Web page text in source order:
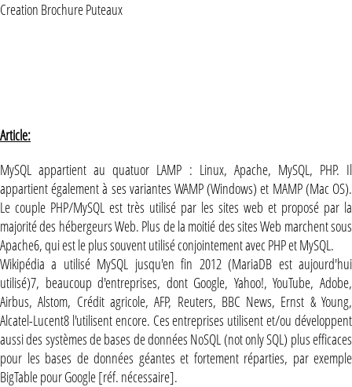
Creation Brochure Puteaux
Article:
MySQL appartient au quatuor LAMP : Linux, Apache, MySQL, PHP. Il
appartient également à ses variantes WAMP (Windows) et MAMP (Mac OS).
Le couple PHP/MySQL est très utilisé par les sites web et proposé par la
majorité des hébergeurs Web. Plus de la moitié des sites Web marchent sous
Apache6, qui est le plus souvent utilisé conjointement avec PHP et MySQL.
Wikipédia a utilisé MySQL jusqu'en fin 2012 (MariaDB est aujourd'hui
utilisé)7, beaucoup d'entreprises, dont Google, Yahoo!, YouTube, Adobe,
Airbus, Alstom, Crédit agricole, AFP, Reuters, BBC News, Ernst & Young,
Alcatel-Lucent8 l'utilisent encore. Ces entreprises utilisent et/ou développent
aussi des systèmes de bases de données NoSQL (not only SQL) plus efficaces
pour les bases de données géantes et fortement réparties, par exemple
BigTable pour Google [réf. nécessaire].